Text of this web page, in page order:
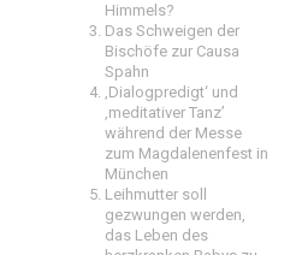
Himmels?
Das Schweigen der
Bischöfe zur Causa
Spahn
‚Dialogpredigt‘ und
‚meditativer Tanz’
während der Messe
zum Magdalenenfest in
München
Leihmutter soll
gezwungen werden,
das Leben des